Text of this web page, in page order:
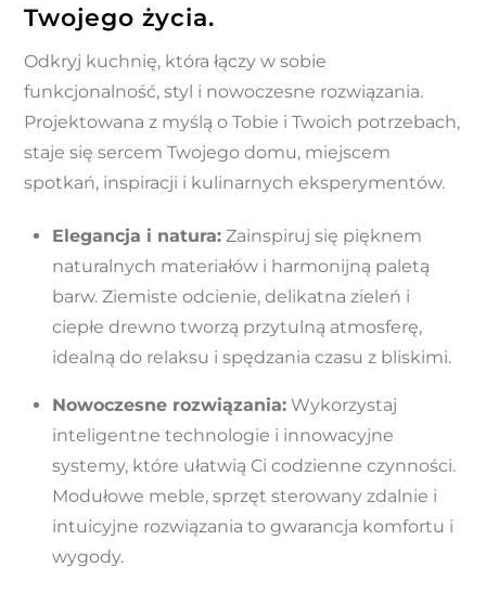
Twojego życia.
Odkryj kuchnię, która łączy w sobie
funkcjonalność, styl i nowoczesne rozwiązania.
Projektowana z myślą o Tobie i Twoich potrzebach,
staje się sercem Twojego domu, miejscem
spotkań, inspiracji i kulinarnych eksperymentów.
Elegancja i natura: Zainspiruj się pięknem
naturalnych materiałów i harmonijną paletą
barw. Ziemiste odcienie, delikatna zieleń i
ciepłe drewno tworzą przytulną atmosferę,
idealną do relaksu i spędzania czasu z bliskimi.
Nowoczesne rozwiązania: Wykorzystaj
inteligentne technologie i innowacyjne
systemy, które ułatwią Ci codzienne czynności.
Modułowe meble, sprzęt sterowany zdalnie i
intuicyjne rozwiązania to gwarancja komfortu i
wygody.